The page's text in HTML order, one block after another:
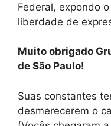
Federal, expondo
liberdade de
Muito obrigado
de São Paulo!
Suas constantes
desmerecerem o